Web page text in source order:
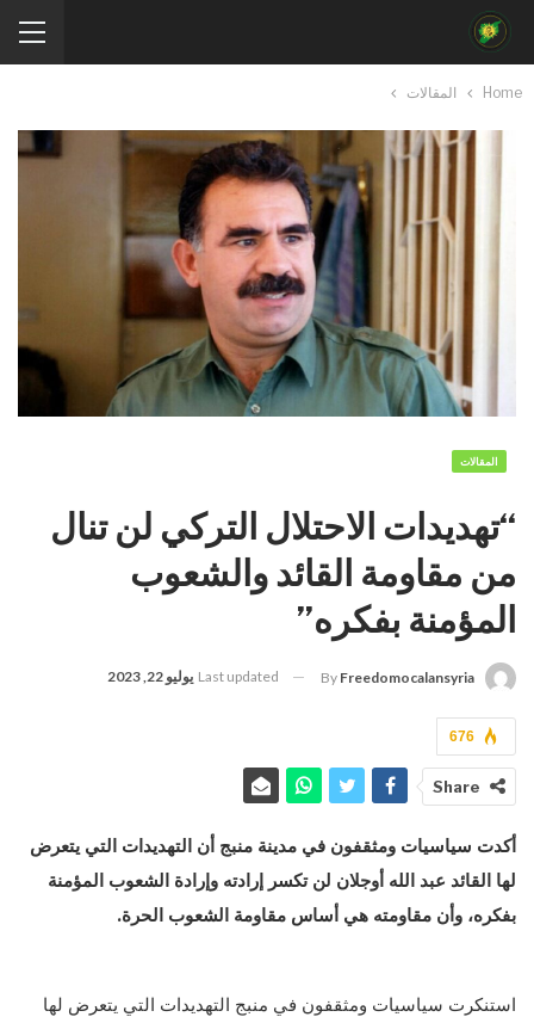
Home المقالات
المقالات
“تهديدات الاحتلال التركي لن تنال
من مقاومة القائد والشعوب
المؤمنة بفكره”
By Freedomocalansyria
Last updated يوليو 22, 2023
676
Share
أكدت سياسيات ومثقفون في مدينة منبج أن التهديدات التي يتعرض
لها القائد عبد الله أوجلان لن تكسر إرادته وإرادة الشعوب المؤمنة
بفكره، وأن مقاومته هي أساس مقاومة الشعوب الحرة.
استنكرت سياسيات ومثقفون في منبج التهديدات التي يتعرض لها